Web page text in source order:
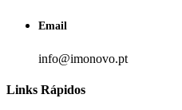
Email
info@imonovo.pt
Links Rápidos